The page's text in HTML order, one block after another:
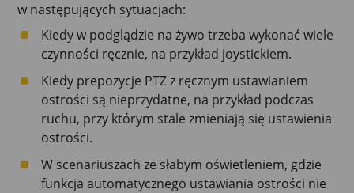
w następujących sytuacjach:
Kiedy w podglądzie na żywo trzeba wykonać wiele
czynności ręcznie, na przykład joystickiem.
Kiedy prepozycje PTZ z ręcznym ustawianiem
ostrości są nieprzydatne, na przykład podczas
ruchu, przy którym stale zmieniają się ustawienia
ostrości.
W scenariuszach ze słabym oświetleniem, gdzie
funkcja automatycznego ustawiania ostrości nie